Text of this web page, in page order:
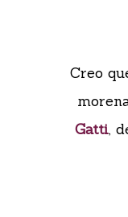
Creo
Gatti,